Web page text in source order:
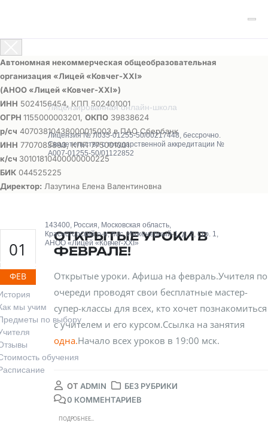
Автономная некоммерческая общеобразовательная
организация «Лицей «Ковчег-ХХI»
(АНОО «Лицей «Ковчег-ХХI»)
ИНН 5024156454, КПП 502401001
ОГРН 1155000003201, ОКПО 39838624
р/сч 40703810438000015003 в ПАО Сбербанк
ИНН 7707083893, КПП 775001001
к/сч 30101810400000000225
БИК 044525225
Директор: Лазутина Елена Валентиновна
01
ФЕВ
ОТКРЫТЫЕ УРОКИ В
ФЕВРАЛЕ!
Открытые уроки. Афиша на февраль.Учителя по
очереди проводят свои бесплатные мастер-
супер-классы для всех, кто хочет познакомиться
с учителем и его курсом.Ссылка на занятия
одна.Начало всех уроков в 19:00 мск.
ОТ ADMIN
БЕЗ РУБРИКИ
0 КОММЕНТАРИЕВ
ПОДРОБНЕЕ...
143400, Россия, Московская область,
Красногорский р-н, пос. Инженерный-1, д. 2, стр. 1,
АНОО «Лицей «Ковчег-XXI»
Лицензированная онлайн-школа
Лицензия № Л035-01255-50/00217448, бессрочно.
Свидетельство о государственной аккредитации №
А007-01255-50/01122852
школе
мы учим
по выбору
обучения